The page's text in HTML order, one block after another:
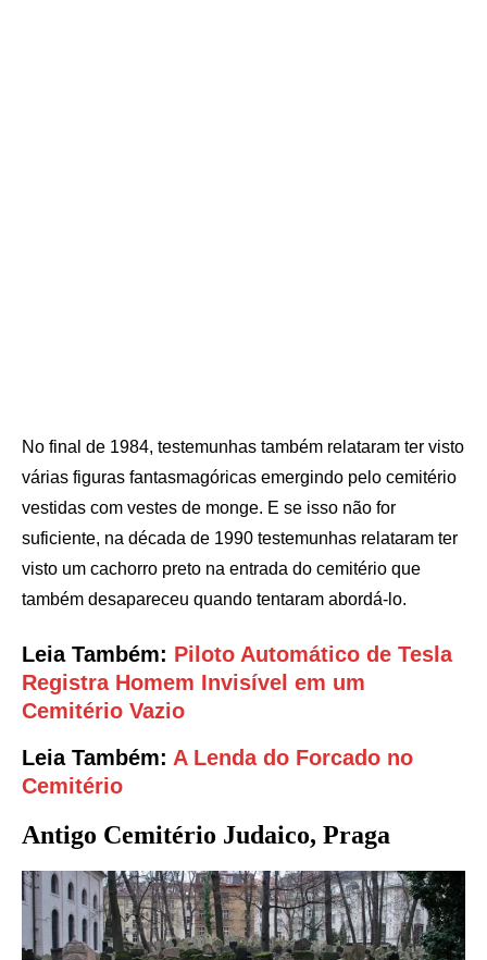
No final de 1984, testemunhas também relataram ter visto
várias figuras fantasmagóricas emergindo pelo cemitério
vestidas com vestes de monge. E se isso não for
suficiente, na década de 1990 testemunhas relataram ter
visto um cachorro preto na entrada do cemitério que
também desapareceu quando tentaram abordá-lo.
Leia Também: Piloto Automático de Tesla
Registra Homem Invisível em um
Cemitério Vazio
Leia Também: A Lenda do Forcado no
Cemitério
Antigo Cemitério Judaico, Praga